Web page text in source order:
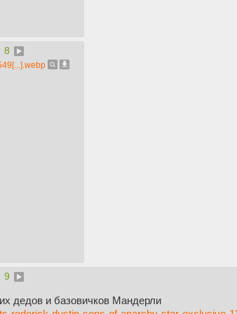
8
9
дедов и базовичков Мандерли